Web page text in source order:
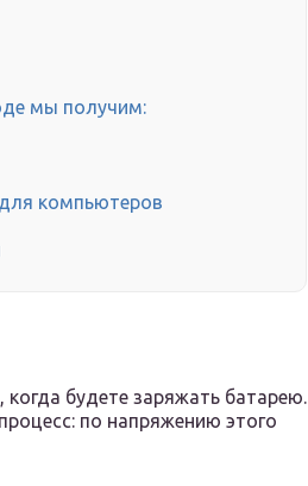
мы получим:
компьютеров
будете заряжать батарею.
по напряжению этого